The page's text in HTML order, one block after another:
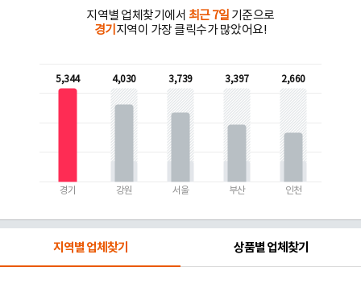
지역별 업체찾기에서 최근 7일 기준으로
경기 지역이 가장 클릭수가 많았어요!
5,344
경기
4,030
강원
3,739
서울
3,397
부산
2,660
인천
지역별 업체찾기 상품별 업체찾기